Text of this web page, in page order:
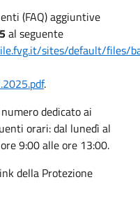
(FAQ) aggiuntive
al seguente
sites/default/files/
.
dedicato ai
orari: dal lunedì al
9:00 alle ore 13:00.
della Protezione